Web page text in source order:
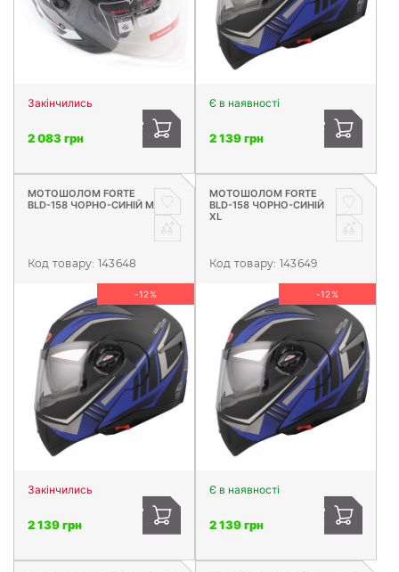
Закінчились
2 083 грн
Є в наявності
2 139 грн
МОТОШОЛОМ FORTE
BLD-158 ЧОРНО-СИНІЙ M
Код товару: 143648
-12%
Закінчились
2 139 грн
МОТОШОЛОМ FORTE
BLD-158 ЧОРНО-СИНІЙ
XL
Код товару: 143649
-12%
Є в наявності
2 139 грн